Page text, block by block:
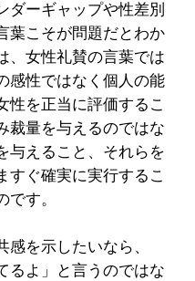
ーギャップや性差別
葉こそが問題だとわか
、女性礼賛の言葉では
感性ではなく個人の能
性を正当に評価するこ
裁量を与えるのではな
与えること、それらを
すぐ確実に実行するこ
す。
を示したいなら、
るよ」と言うのではな